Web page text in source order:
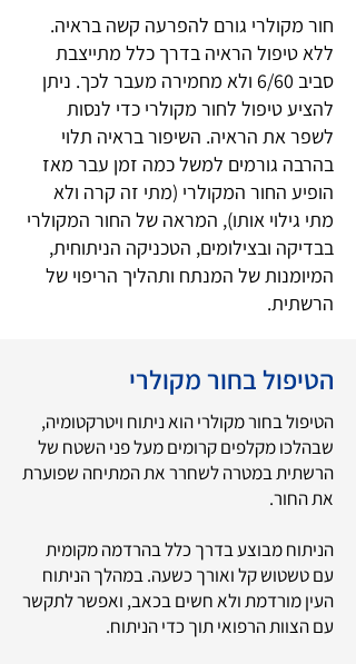
חור מקולרי גורם להפרעה קשה בראיה.
ללא טיפול הראיה בדרך כלל מתייצבת
סביב 6/60 ולא מחמירה מעבר לכך. ניתן
להציע טיפול לחור מקולרי כדי לנסות
לשפר את הראיה. השיפור בראיה תלוי
בהרבה גורמים למשל כמה זמן עבר מאז
הופיע החור המקולרי (מתי זה קרה ולא
מתי גילוי אותו), המראה של החור המקולרי
בבדיקה ובצילומים, הטכניקה הניתוחית,
המיומנות של המנתח ותהליך הריפוי של
הרשתית.
הטיפול בחור מקולרי
הטיפול בחור מקולרי הוא ניתוח ויטרקטומיה,
שבהלכו מקלפים קרומים מעל פני השטח של
הרשתית במטרה לשחרר את המתיחה שפוערת
את החור.
הניתוח מבוצע בדרך כלל בהרדמה מקומית
עם טשטוש קל ואורך כשעה. במהלך הניתוח
העין מורדמת ולא חשים בכאב, ואפשר לתקשר
עם הצוות הרפואי תוך כדי הניתוח.